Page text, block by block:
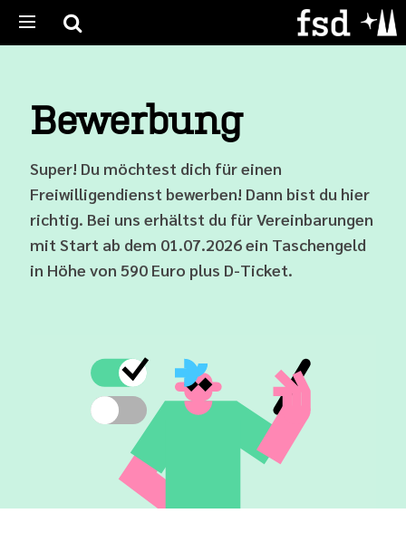
Bewerbung
Super! Du möchtest dich für einen
Freiwilligendienst bewerben! Dann bist du hier
richtig. Bei uns erhältst du für Vereinbarungen
mit Start ab dem 01.07.2026 ein Taschengeld
in Höhe von 590 Euro plus D-Ticket.